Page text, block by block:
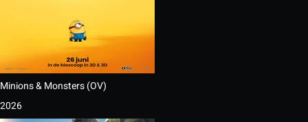
Minions & Monsters (OV)
2026